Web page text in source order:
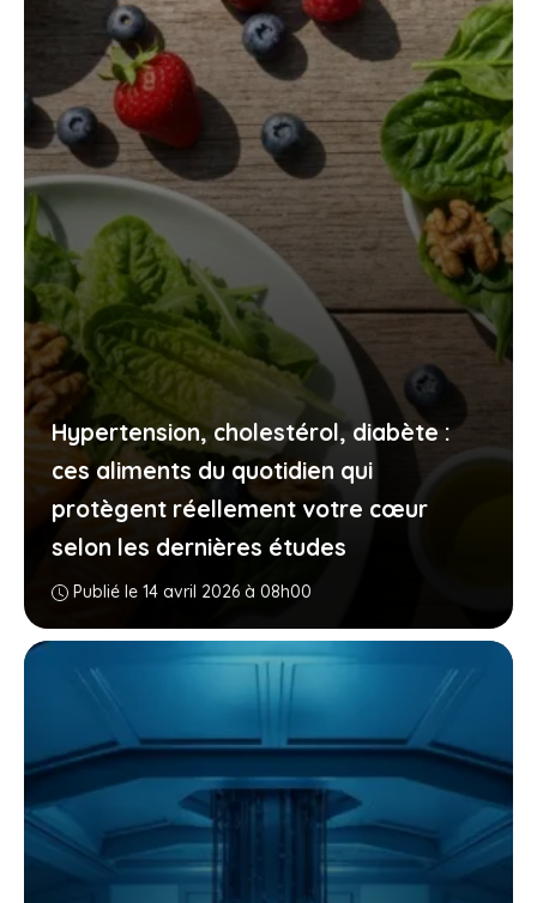
Hypertension, cholestérol, diabète :
ces aliments du quotidien qui
protègent réellement votre cœur
selon les dernières études
Publié le 14 avril 2026 à 08h00